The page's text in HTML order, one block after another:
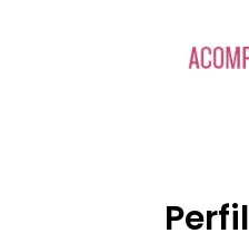
Perfil